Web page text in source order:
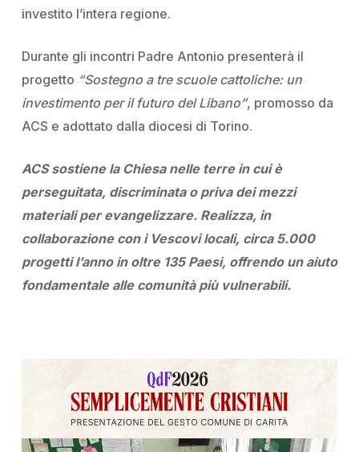
investito l’intera regione.
Durante gli incontri Padre Antonio presenterà il
progetto “Sostegno a tre scuole cattoliche: un
investimento per il futuro del Libano”, promosso da
ACS e adottato dalla diocesi di Torino.
ACS sostiene la Chiesa nelle terre in cui è
perseguitata, discriminata o priva dei mezzi
materiali per evangelizzare. Realizza, in
collaborazione con i Vescovi locali, circa 5.000
progetti l’anno in oltre 135 Paesi, offrendo un aiuto
fondamentale alle comunità più vulnerabili.